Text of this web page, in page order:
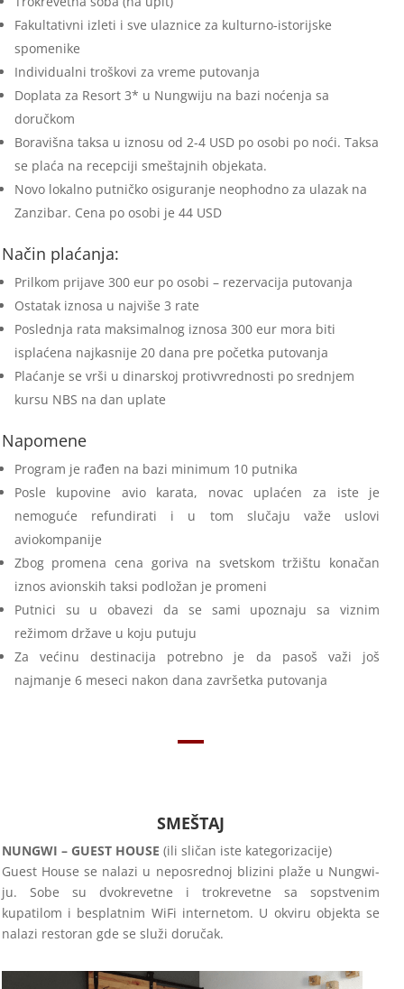
Fakultativni izleti i sve ulaznice za kulturno-istorijske
spomenike
Individualni troškovi za vreme putovanja
Doplata za Resort 3* u Nungwiju na bazi noćenja sa
doručkom
Boravišna taksa u iznosu od 2-4 USD po osobi po noći. Taksa
se plaća na recepciji smeštajnih objekata.
Novo lokalno putničko osiguranje neophodno za ulazak na
Zanzibar. Cena po osobi je 44 USD
Način plaćanja:
Prilkom prijave 300 eur po osobi – rezervacija putovanja
Ostatak iznosa u najviše 3 rate
Poslednja rata maksimalnog iznosa 300 eur mora biti
isplaćena najkasnije 20 dana pre početka putovanja
Plaćanje se vrši u dinarskoj protivvrednosti po srednjem
kursu NBS na dan uplate
Napomene
Program je rađen na bazi minimum 10 putnika
Posle kupovine avio karata, novac uplaćen za iste je
nemoguće refundirati i u tom slučaju važe uslovi
aviokompanije
Zbog promena cena goriva na svetskom tržištu konačan
iznos avionskih taksi podložan je promeni
Putnici su u obavezi da se sami upoznaju sa viznim
režimom države u koju putuju
Za većinu destinacija potrebno je da pasoš važi još
najmanje 6 meseci nakon dana završetka putovanja
SMEŠTAJ
NUNGWI – GUEST HOUSE (ili sličan iste kategorizacije)
Guest House se nalazi u neposrednoj blizini plaže u Nungwi-
ju. Sobe su dvokrevetne i trokrevetne sa sopstvenim
kupatilom i besplatnim WiFi internetom. U okviru objekta se
nalazi restoran gde se služi doručak.